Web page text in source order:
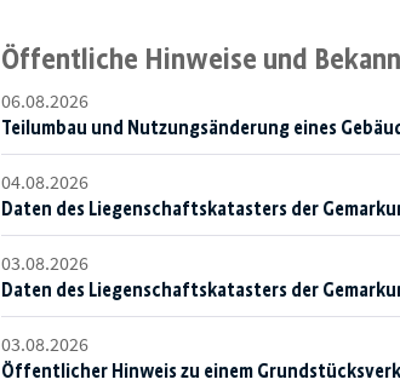
Öffentliche Hinweise und
06.08.2026
Teilumbau und Nutzungsänderung eines
04.08.2026
Daten des Liegenschaftskatasters der
03.08.2026
Daten des Liegenschaftskatasters der
03.08.2026
Öffentlicher Hinweis zu einem